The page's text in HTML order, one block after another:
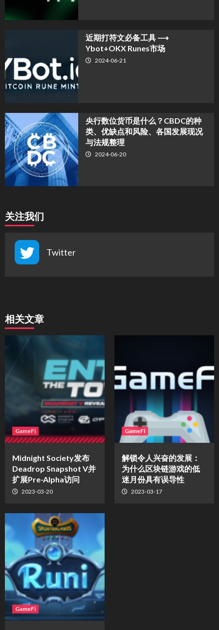
近期打符文必备工具 ⟶
Ybot+OKX Runes市场
2024-06-21
央行数位货币是什么？CBDC的种
类、优缺点和风险、各国发展现况
与法规整理
2024-06-20
关注我们
Twitter
相关文章
GameFi
Midnight Society发布
Deadrop Snapshot V并
扩展Pre-Alpha访问
2023-03-20
GameFi
解锁令人兴奋的发展：
为什么区块链游戏的低
迷月份具有误导性
2023-03-17
GameFi